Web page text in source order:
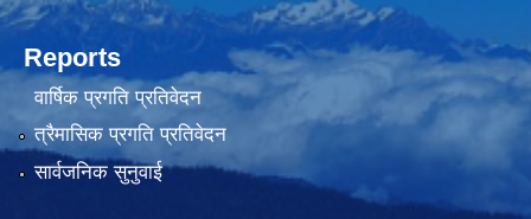
Reports
वार्षिक प्रगति प्रतिवेदन
त्रैमासिक प्रगति प्रतिवेदन
सार्वजनिक सुनुवाई